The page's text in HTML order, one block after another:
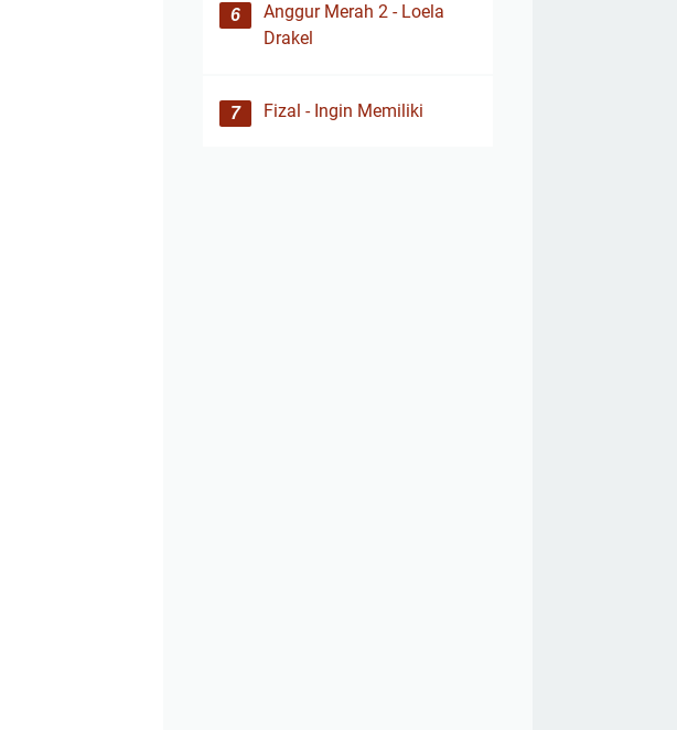
Anggur Merah 2 - Loela
Drakel
Fizal - Ingin Memiliki